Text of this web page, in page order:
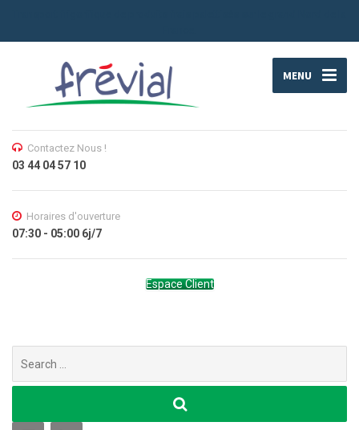
MENU
Contactez Nous !
03 44 04 57 10
Horaires d'ouverture
07:30 - 05:00 6j/7
Espace Client
for: